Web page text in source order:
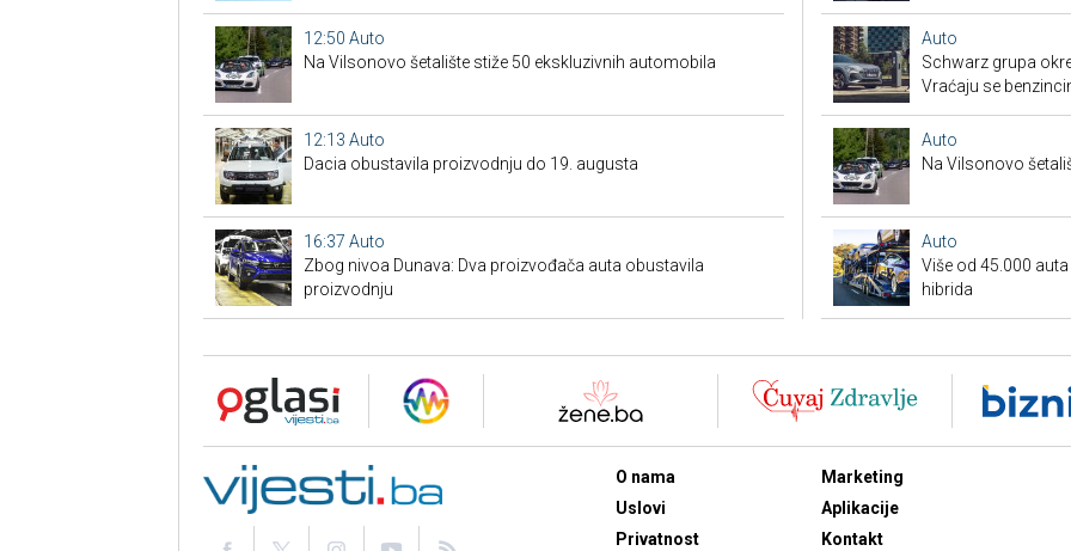
12:50 Auto
Na Vilsonovo šetalište stiže 50 ekskluzivnih automobila
12:13 Auto
Dacia obustavila proizvodnju do 19. augusta
16:37 Auto
Zbog nivoa Dunava: Dva proizvođača auta obustavila
proizvodnju
Auto
Schwarz grupa
Vraćaju se
Auto
Na Vilsonovo
Auto
Više od 45.000
hibrida
O nama
Uslovi
Privatnost
Marketing
Aplikacije
Kontakt